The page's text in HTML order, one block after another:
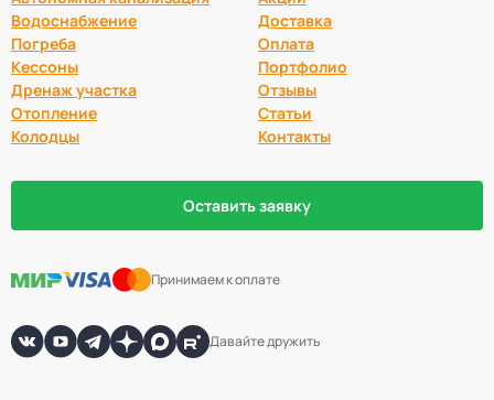
Водоснабжение
Погреба
Кессоны
Дренаж участка
Отопление
Колодцы
Доставка
Оплата
Портфолио
Отзывы
Статьи
Контакты
Оставить заявку
Принимаем к оплате
Давайте дружить